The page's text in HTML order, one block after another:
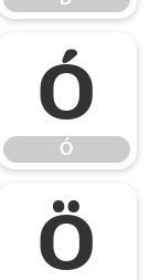
Ó
Ó
Ö